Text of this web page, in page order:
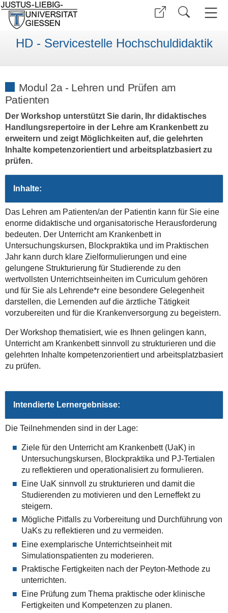
HD - Servicestelle Hochschuldidaktik
Modul 2a - Lehren und Prüfen am
Patienten
Der Workshop unterstützt Sie darin, Ihr didaktisches
Handlungsrepertoire in der Lehre am Krankenbett zu
erweitern und zeigt Möglichkeiten auf, die gelehrten
Inhalte kompetenzorientiert und arbeitsplatzbasiert zu
prüfen.
Inhalte:
Das Lehren am Patienten/an der Patientin kann für Sie eine
enorme didaktische und organisatorische Herausforderung
bedeuten. Der Unterricht am Krankenbett in
Untersuchungskursen, Blockpraktika und im Praktischen
Jahr kann durch klare Zielformulierungen und eine
gelungene Strukturierung für Studierende zu den
wertvollsten Unterrichtseinheiten im Curriculum gehören
und für Sie als Lehrende*r eine besondere Gelegenheit
darstellen, die Lernenden auf die ärztliche Tätigkeit
vorzubereiten und für die Krankenversorgung zu begeistern.
Der Workshop thematisiert, wie es Ihnen gelingen kann,
Unterricht am Krankenbett sinnvoll zu strukturieren und die
gelehrten Inhalte kompetenzorientiert und arbeitsplatzbasiert
zu prüfen.
Intendierte Lernergebnisse:
Die Teilnehmenden sind in der Lage:
Ziele für den Unterricht am Krankenbett (UaK) in
Untersuchungskursen, Blockpraktika und PJ-Tertialen
zu reflektieren und operationalisiert zu formulieren.
Eine UaK sinnvoll zu strukturieren und damit die
Studierenden zu motivieren und den Lerneffekt zu
steigern.
Mögliche Pitfalls zu Vorbereitung und Durchführung von
UaKs zu reflektieren und zu vermeiden.
Eine exemplarische Unterrichtseinheit mit
Simulationspatienten zu moderieren.
Praktische Fertigkeiten nach der Peyton-Methode zu
unterrichten.
Eine Prüfung zum Thema praktische oder klinische
Fertigkeiten und Kompetenzen zu planen.